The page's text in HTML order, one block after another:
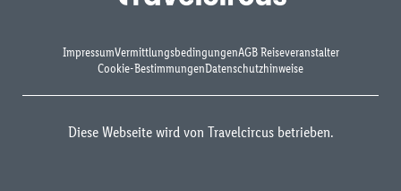
ImpressumVermittlungsbedingungenAGB Reiseveranstalter
Cookie-BestimmungenDatenschutzhinweise
Diese Webseite wird von Travelcircus betrieben.